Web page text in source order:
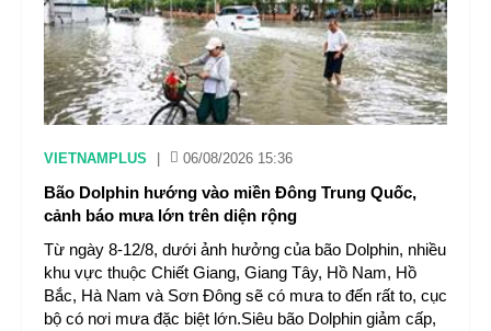
VIETNAMPLUS 06/08/2026 15:36
Bão Dolphin hướng vào miền Đông Trung Quốc,
cảnh báo mưa lớn trên diện rộng
Từ ngày 8-12/8, dưới ảnh hưởng của bão Dolphin, nhiều
khu vực thuộc Chiết Giang, Giang Tây, Hồ Nam, Hồ
Bắc, Hà Nam và Sơn Đông sẽ có mưa to đến rất to, cục
bộ có nơi mưa đặc biệt lớn.Siêu bão Dolphin giảm cấp,